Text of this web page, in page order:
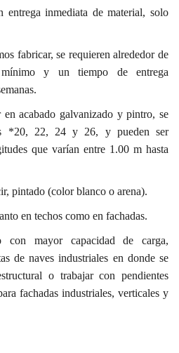
entrega inmediata de material, solo
fabricar, se requieren alrededor de
y un tiempo de entrega
en acabado galvanizado y pintro, se
*20, 22, 24 y 26, y pueden ser
que varían entre 1.00 m hasta
pintado (color blanco o arena).
en techos como en fachadas.
con mayor capacidad de carga,
de naves industriales en donde se
o trabajar con pendientes
fachadas industriales, verticales y